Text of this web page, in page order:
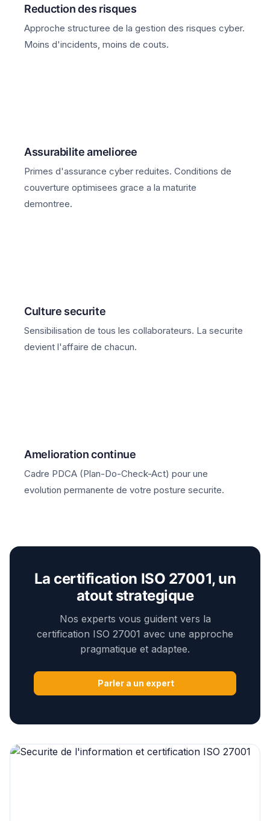
Reduction des risques
Approche structuree de la gestion des risques cyber.
Moins d'incidents, moins de couts.
Assurabilite amelioree
Primes d'assurance cyber reduites. Conditions de
couverture optimisees grace a la maturite
demontree.
Culture securite
Sensibilisation de tous les collaborateurs. La securite
devient l'affaire de chacun.
Amelioration continue
Cadre PDCA (Plan-Do-Check-Act) pour une
evolution permanente de votre posture securite.
La certification ISO 27001, un
atout strategique
Nos experts vous guident vers la
certification ISO 27001 avec une approche
pragmatique et adaptee.
Parler a un expert